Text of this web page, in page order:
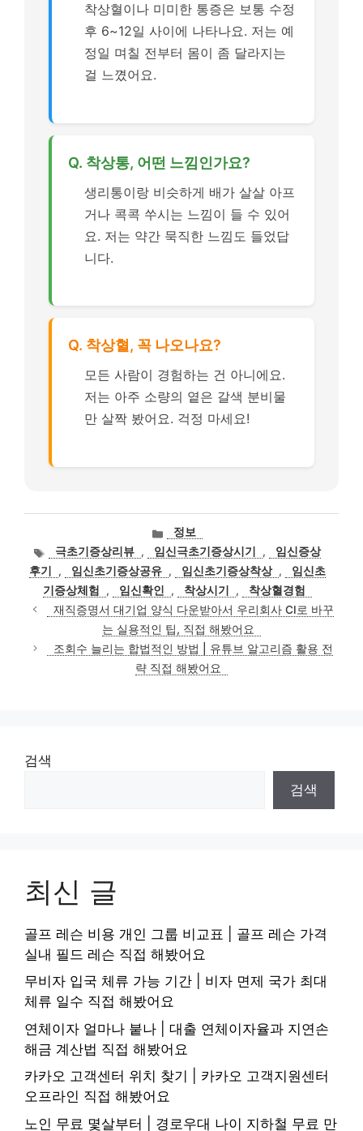
착상혈이나 미미한 통증은 보통 수정
후 6~12일 사이에 나타나요. 저는 예
정일 며칠 전부터 몸이 좀 달라지는
걸 느꼈어요.
Q. 착상통, 어떤 느낌인가요?
생리통이랑 비슷하게 배가 살살 아프
거나 콕콕 쑤시는 느낌이 들 수 있어
요. 저는 약간 묵직한 느낌도 들었답
니다.
Q. 착상혈, 꼭 나오나요?
모든 사람이 경험하는 건 아니에요.
저는 아주 소량의 옅은 갈색 분비물
만 살짝 봤어요. 걱정 마세요!
카
테
고
리
정보
태
그
극초기증상리뷰 , 임신극초기증상시기 ,
임신증상
후기
, 임신초기증상공유 , 임신초기증상착상 ,
임신초
기증상체험
, 임신확인 , 착상시기 ,
착상혈경험
재직증명서 대기업 양식 다운받아서 우리회사 CI로 바꾸
는 실용적인 팁, 직접 해봤어요
조회수 늘리는 합법적인 방법 | 유튜브 알고리즘 활용 전
략 직접 해봤어요
검색
검색
최신 글
골프 레슨 비용 개인 그룹 비교표 | 골프 레슨 가격
실내 필드 레슨 직접 해봤어요
무비자 입국 체류 가능 기간 | 비자 면제 국가 최대
체류 일수 직접 해봤어요
연체이자 얼마나 붙나 | 대출 연체이자율과 지연손
해금 계산법 직접 해봤어요
카카오 고객센터 위치 찾기 | 카카오 고객지원센터
오프라인 직접 해봤어요
노인 무료 몇살부터 | 경로우대 나이 지하철 무료 만